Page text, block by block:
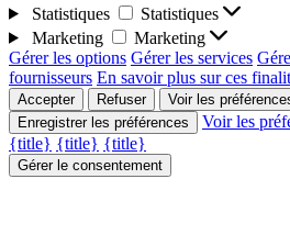
Statistiques
Statistiques
Marketing
Marketing
Gérer les options Gérer les services
fournisseurs En savoir plus sur ces
Accepter Refuser
Voir les
Enregistrer les préférences
Voir les
{title} {title} {title}
Gérer le consentement